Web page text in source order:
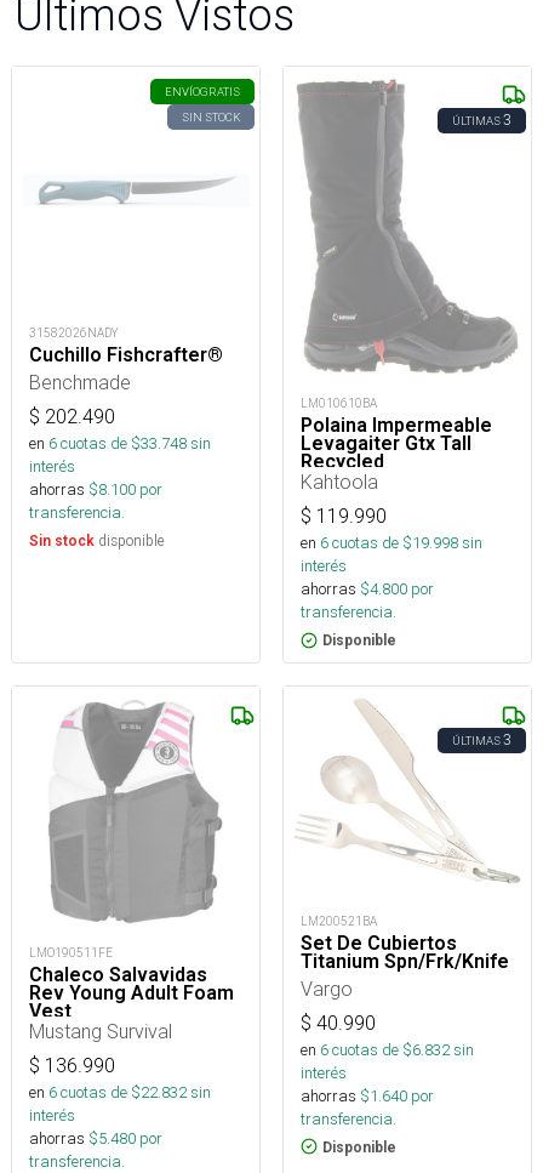
Últimos Vistos
ENVÍOGRATIS
SIN STOCK
31582026NADY
Cuchillo Fishcrafter®
Benchmade
$ 202.490
en 6cuotas de $33.748sin
interés
ahorras $8.100 por
transferencia.
Sin stock disponible
ÚLTIMAS3
LM010610BA
Polaina Impermeable
Levagaiter Gtx Tall
Recycled
Kahtoola
$ 119.990
en 6cuotas de $19.998sin
interés
ahorras $4.800 por
transferencia.
Disponible
LMO190511FE
Chaleco Salvavidas
Rev Young Adult Foam
Vest
Mustang Survival
$ 136.990
en 6cuotas de $22.832sin
interés
ahorras $5.480 por
transferencia.
ÚLTIMAS3
LM200521BA
Set De Cubiertos
Titanium Spn/Frk/Knife
Vargo
$ 40.990
en 6cuotas de $6.832sin
interés
ahorras $1.640 por
transferencia.
Disponible